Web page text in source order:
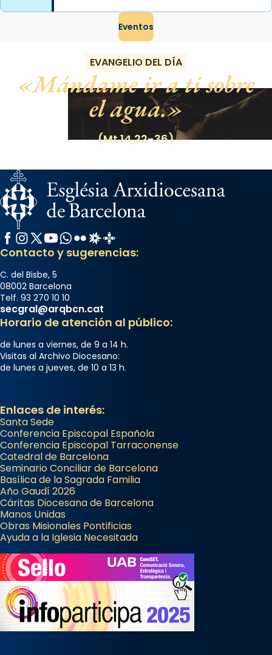
Eventos
EVANGELIO DEL DÍA
Mándame ir a ti sobre
el agua.
(Mt 14,22-36)
Facebook
Instagram
X / Twitter
YouTube
WhatsApp
FlickrRadio Estel
Catalunya Cristiana
Contacto y sugerencias:
C. del Bisbe, 5
08002 Barcelona
Telf. 93 270 10 10
secgral@arqbcn.cat
Horario de atención al público:
de lunes a viernes, de 9 a 14 h.
Visitas al Archivo Diocesano:
de lunes a jueves, de 10 a 13 h.
Enlaces de interés:
Santa Sede
Conferencia Episcopal Española
Conferencia Episcopal Tarraconense
Catedral de Barcelona
Seminario Conciliar de Barcelona
Basílica de la Sagrada Familia
Año Gaudí 2026
Cáritas Diocesana de Barcelona
Manos Unidas
Obras Misionales Pontificias
Ayuda a la Iglesia Necesitada